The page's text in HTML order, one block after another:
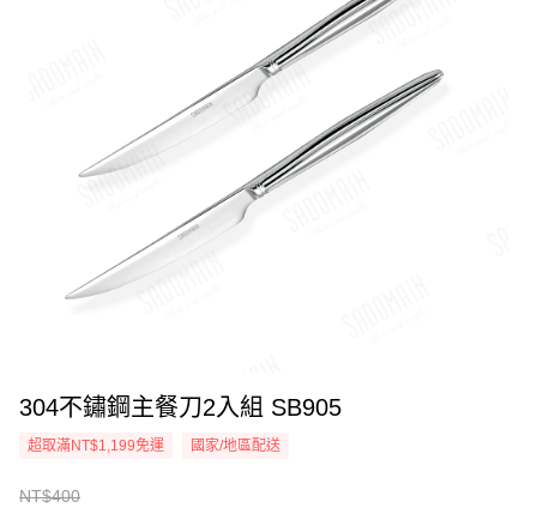
304不鏽鋼主餐刀2入組 SB905
超取滿NT$1,199免運 國家/地區配送
NT$400